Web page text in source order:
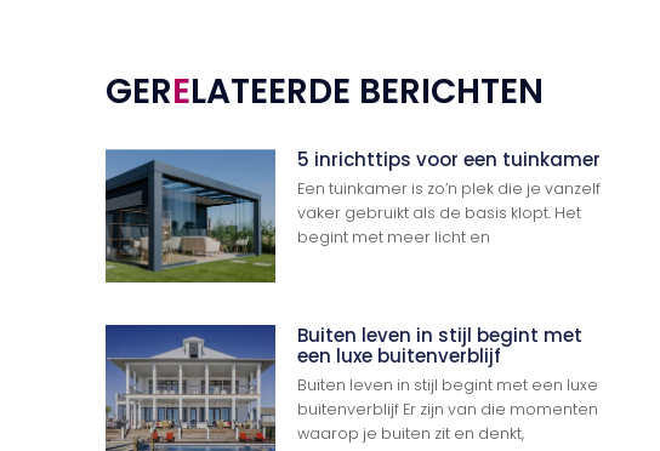
GERELATEERDE BERICHTEN
5 inrichttips voor een tuinkamer
Een tuinkamer is zo’n plek die je vanzelf
vaker gebruikt als de basis klopt. Het
begint met meer licht en
Buiten leven in stijl begint met
een luxe buitenverblijf
Buiten leven in stijl begint met een luxe
buitenverblijf Er zijn van die momenten
waarop je buiten zit en denkt,